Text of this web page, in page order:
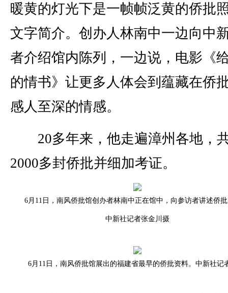
暖黄的灯光下是一帧帧泛黄的侨批
文字简介。创办人林南中一边向中
者介绍馆内陈列，一边说，电影《
的情书》让更多人体会到蕴藏在侨
感人至深的情感。
20多年来，他走遍漳州各地，
2000多封侨批并细加考证。
6月11日，南风侨批馆创办者林南中正在馆中，向参访者讲述侨
中新社记者张金川摄
6月11日，南风侨批馆展出的福建省最早的侨批资料。中新社记